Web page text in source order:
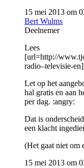
15 mei 2013 om
Bert Wulms
Deelnemer
Lees
[url=http://
radio–televisie-
Let op het
hal gratis en aan
per dag. :angry:
Dat is
een klacht
(Het gaat niet om
15 mei 2013 om